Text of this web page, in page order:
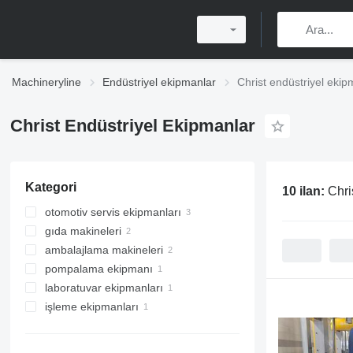
Machineryline Endüstriyel ekipmanlar Christ endüstriyel
Christ Endüstriyel Ekipmanlar
Kategori
otomotiv servis ekipmanları
oto yıkama ekipmanı
otomatik araç yıkama makineleri
gıda makineleri
soğutma ekipmanları
şok dondurucular
biracılık ekipmanları
damıtıcılar
ambalajlama makineleri
kıyafet paketleme makineleri
selofan sarma makineleri
pompalama ekipmanı
su arıtma sistemleri
laboratuvar ekipmanları
diğer laboratuvar ekipmanları
işleme ekipmanları
10 ilan: